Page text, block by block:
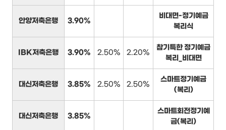
안양저축은행 3.90%
비대면-정기예금
복리식
IBK저축은행 3.90% 2.50% 2.20%
참기특한 정기예금
복리_비대면
대신저축은행 3.85% 2.50% 2.50%
스마트정기예금
(복리)
대신저축은행 3.85%
스마트회전정기예
금(복리)